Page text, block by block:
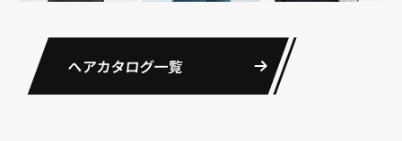
ヘアカタログ一覧